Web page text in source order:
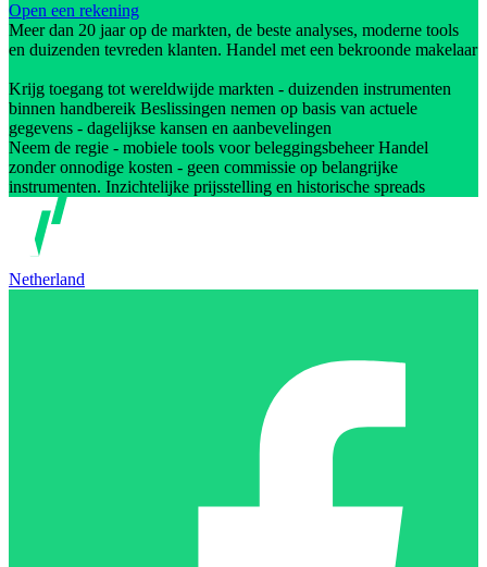
Open een rekening
Meer dan 20 jaar op de markten, de beste analyses, moderne tools
en duizenden tevreden klanten. Handel met een bekroonde makelaar
Krijg toegang tot wereldwijde markten - duizenden instrumenten
binnen handbereik Beslissingen nemen op basis van actuele
gegevens - dagelijkse kansen en aanbevelingen
Neem de regie - mobiele tools voor beleggingsbeheer Handel
zonder onnodige kosten - geen commissie op belangrijke
instrumenten. Inzichtelijke prijsstelling en historische spreads
Netherland